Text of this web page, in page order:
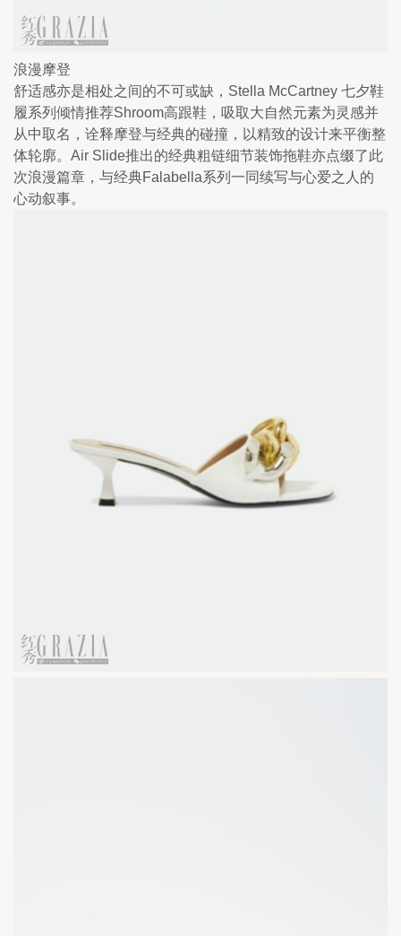
浪漫摩登
舒适感亦是相处之间的不可或缺，Stella McCartney 七夕鞋
履系列倾情推荐Shroom高跟鞋，吸取大自然元素为灵感并
从中取名，诠释摩登与经典的碰撞，以精致的设计来平衡整
体轮廓。Air Slide推出的经典粗链细节装饰拖鞋亦点缀了此
次浪漫篇章，与经典Falabella系列一同续写与心爱之人的
心动叙事。